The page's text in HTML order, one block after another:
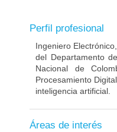
Perfil profesional
Ingeniero
del Departamento
Nacional de
Procesamiento
inteligencia artificial.
Áreas de interés